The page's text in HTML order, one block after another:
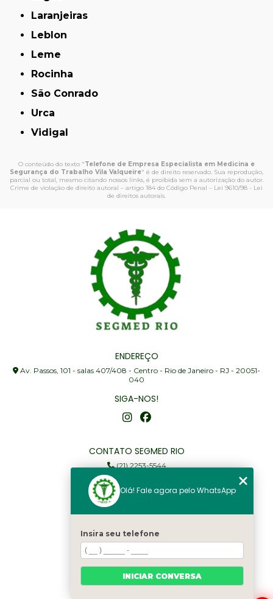
Laranjeiras
Leblon
Leme
Rocinha
São Conrado
Urca
Vidigal
O conteúdo do texto "Telefone de Empresa Especialista em Medicina e
Segurança do Trabalho Vila Valqueire" é de direito reservado. Sua reprodução,
parcial ou total, mesmo citando nossos links, é proibida sem a autorização do autor.
Crime de violação de direito autoral – artigo 184 do Código Penal – Lei 9610/98 - Lei
de direitos autorais.
ENDEREÇO
Av. Passos, 101 - salas 407/408 - Centro - Rio de Janeiro - RJ - 20051-
040
SIGA-NOS!
CONTATO SEGMED RIO
(21) 2253-5544
(21) 97905-3352
segmed@segmedrio.com.br
MENU
Home
Institucional
Serviços
Olá! Fale agora pelo WhatsApp
Insira seu telefone
INICIAR CONVERSA